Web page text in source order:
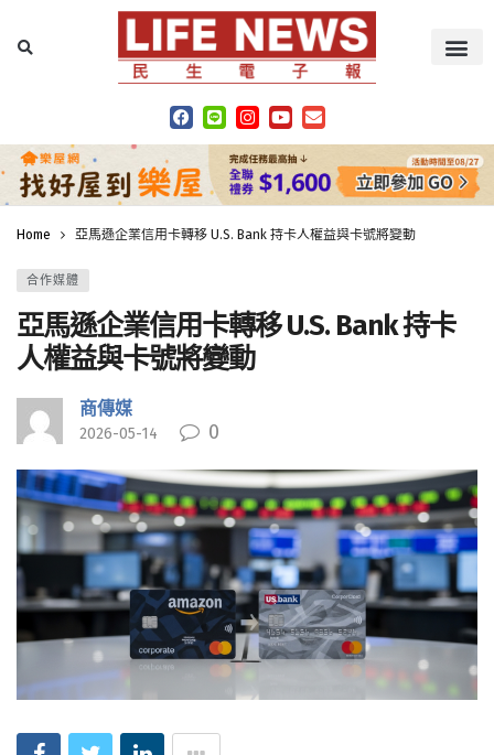
Home 亞馬遜企業信用卡轉移 U.S. Bank 持卡人權益與卡號將變動
合作媒體
亞馬遜企業信用卡轉移 U.S. Bank 持卡
人權益與卡號將變動
商傳媒
2026-05-14 0